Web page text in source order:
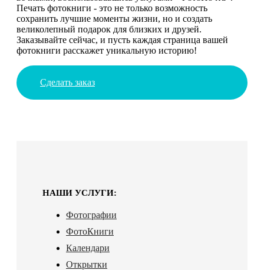
Печать фотокниги - это не только возможность
сохранить лучшие моменты жизни, но и создать
великолепный подарок для близких и друзей.
Заказывайте сейчас, и пусть каждая страница вашей
фотокниги расскажет уникальную историю!
Сделать заказ
НАШИ УСЛУГИ:
Фотографии
ФотоКниги
Календари
Открытки